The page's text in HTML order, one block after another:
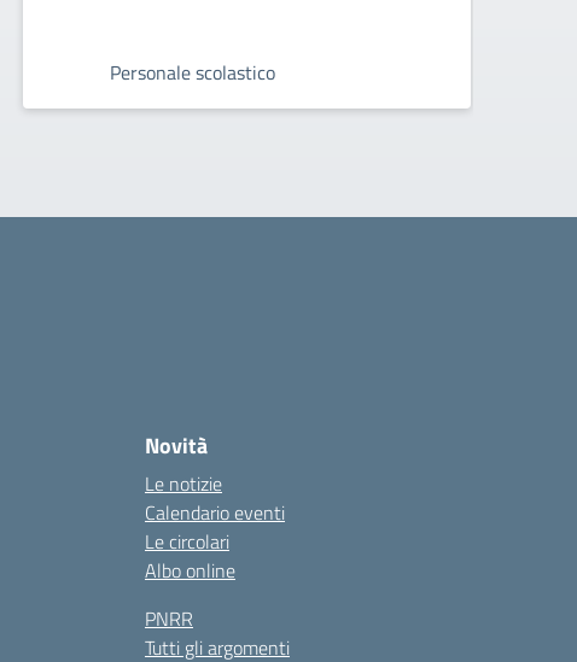
Personale scolastico
Novità
Le notizie
Calendario eventi
Le circolari
Albo online
PNRR
Tutti gli argomenti